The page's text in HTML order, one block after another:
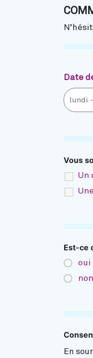
Date
Vous
Un
Est-ce
oui
non
En